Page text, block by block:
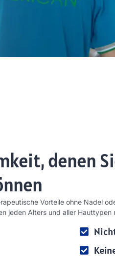
denen
Vorteile ohne Nadel
jeden Alters und aller Hauttypen